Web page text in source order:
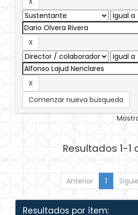
Comenzar nueva busqueda
Resultados 1-1
Anterior 1
Resultados por ítem: